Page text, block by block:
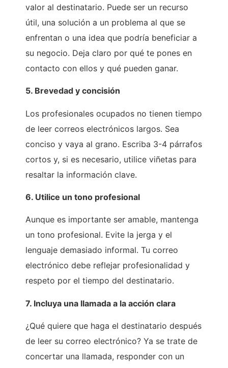
valor al destinatario. Puede ser un recurso
útil, una solución a un problema al que se
enfrentan o una idea que podría beneficiar a
su negocio. Deja claro por qué te pones en
contacto con ellos y qué pueden ganar.
5. Brevedad y concisión
Los profesionales ocupados no tienen tiempo
de leer correos electrónicos largos. Sea
conciso y vaya al grano. Escriba 3-4 párrafos
cortos y, si es necesario, utilice viñetas para
resaltar la información clave.
6. Utilice un tono profesional
Aunque es importante ser amable, mantenga
un tono profesional. Evite la jerga y el
lenguaje demasiado informal. Tu correo
electrónico debe reflejar profesionalidad y
respeto por el tiempo del destinatario.
7. Incluya una llamada a la acción clara
¿Qué quiere que haga el destinatario después
de leer su correo electrónico? Ya se trate de
concertar una llamada, responder con un